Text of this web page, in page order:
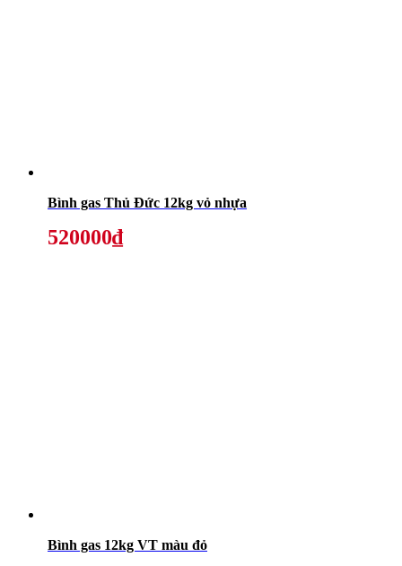
Bình gas Thủ Đức 12kg vỏ nhựa
520000₫
Bình gas 12kg VT màu đỏ